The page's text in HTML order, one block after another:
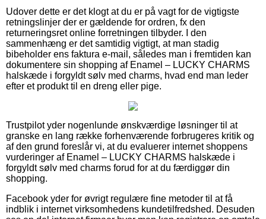
Udover dette er det klogt at du er på vagt for de vigtigste
retningslinjer der er gældende for ordren, fx den
returneringsret online forretningen tilbyder. I den
sammenhæng er det samtidig vigtigt, at man stadig
bibeholder ens faktura e-mail, således man i fremtiden kan
dokumentere sin shopping af Enamel – LUCKY CHARMS
halskæde i forgyldt sølv med charms, hvad end man leder
efter et produkt til en dreng eller pige.
Trustpilot yder nogenlunde ønskværdige løsninger til at
granske en lang række forhenværende forbrugeres kritik og
af den grund foreslår vi, at du evaluerer internet shoppens
vurderinger af Enamel – LUCKY CHARMS halskæde i
forgyldt sølv med charms forud for at du færdiggør din
shopping.
Facebook yder for øvrigt regulære fine metoder til at få
indblik i internet virksomhedens kundetilfredshed. Desuden